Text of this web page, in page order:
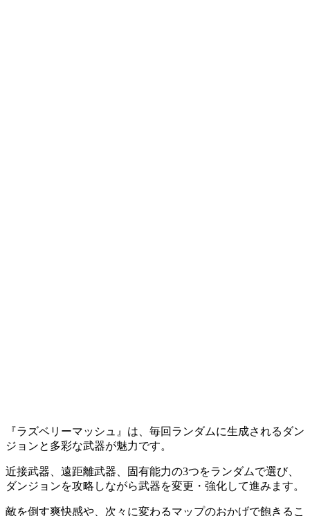
『ラズベリーマッシュ』は、毎回ランダムに生成されるダン
ジョンと多彩な武器が魅力です。
近接武器、遠距離武器、固有能力の3つをランダムで選び、
ダンジョンを攻略しながら武器を変更・強化して進みます。
敵を倒す爽快感や、次々に変わるマップのおかげで飽きるこ